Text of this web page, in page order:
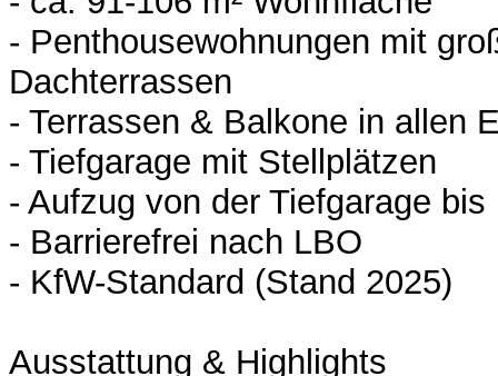
- Penthousewohnungen mit
Dachterrassen
- Terrassen & Balkone in allen
- Tiefgarage mit Stellplätzen
- Aufzug von der Tiefgarage
- Barrierefrei nach LBO
- KfW-Standard (Stand 2025)
Ausstattung & Highlights